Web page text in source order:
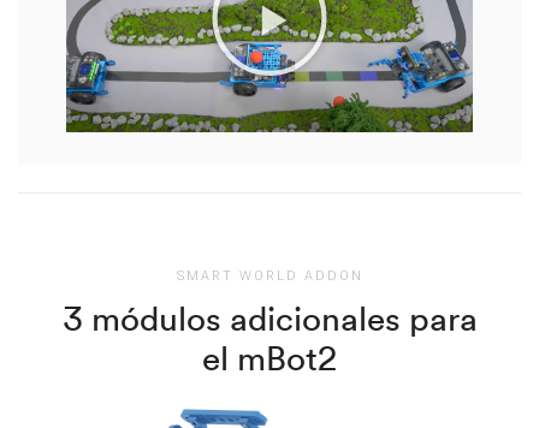
SMART WORLD ADDON
3 módulos adicionales para
el mBot2